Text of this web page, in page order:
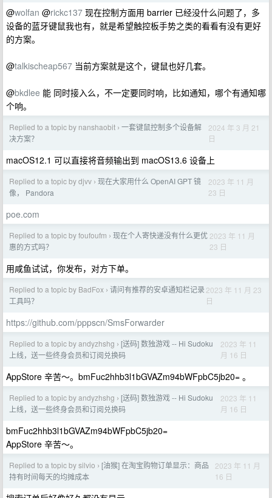
@wolfan @rickc137 现在控制方面用 barrier 已经没什么问题了，多
设备的蓝牙键鼠我也有，就是希望触控板手势之类的看看有没有更好
的方案。
@talkischeap567 当前方案就是这个，键鼠也好几套。
@bkdlee 能 同时接入么，不一定要同时响，比如通知，哪个有通知哪
个响。
Replied to a topic by nanshaobit › 一套键鼠控制多个设备解
决方案？
2024 年 3 月 21
日
macOS12.1 可以直接将音频输出到 macOS13.6 设备上
Replied to a topic by djvv › 现在大家用什么 OpenAI GPT 镜
像， Pandora
2023 年 11 月
23 日
poe.com
Replied to a topic by foufoufm › 现在个人寄快递没有什么更优
惠的方式吗？
2023 年 11 月
23 日
用咸鱼试试，你发布，对方下单。
Replied to a topic by BadFox › 请问有推荐的安卓通知栏记录
工具吗？
2023 年 11 月 23
日
https://github.com/pppscn/SmsForwarder
Replied to a topic by andyzhshg › [送码] 数独游戏 -- Hi Sudoku
上线，送一些终身会员和订阅兑换码
2023 年 11
月 16 日
AppStore 辛苦～。bmFuc2hhb3l1bGVAZm94bWFpbC5jb20= 。
Replied to a topic by andyzhshg › [送码] 数独游戏 -- Hi Sudoku
上线，送一些终身会员和订阅兑换码
2023 年 11
月 16 日
bmFuc2hhb3l1bGVAZm94bWFpbC5jb20=
AppStore 辛苦～。
Replied to a topic by silvio › [油猴] 在淘宝购物订单显示：商品
持有时间每天的均摊成本
2023 年 11 月
16 日